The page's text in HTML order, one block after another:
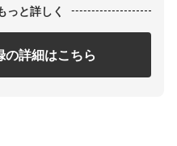
っと詳しく
詳細はこちら